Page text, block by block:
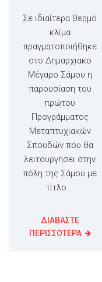
Σε ιδιαίτερα θερμό
κλίμα
πραγματοποιήθηκε
στο Δημαρχιακό
Μέγαρο Σάμου η
παρουσίαση του
πρώτου
Προγράμματος
Μεταπτυχιακών
Σπουδών που θα
λειτουργήσει στην
πόλη της Σάμου με
τίτλο...
ΔΙΑΒΑΣΤΕ
ΠΕΡΙΣΣΟΤΕΡΑ